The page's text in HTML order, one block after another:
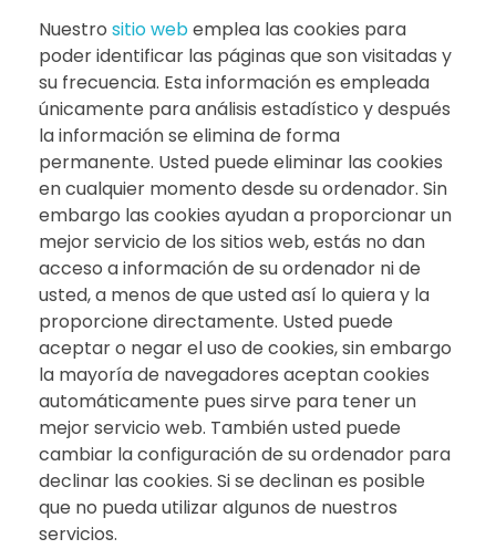
Nuestro sitio webemplea las cookies para
poder identificar las páginas que son visitadas y
su frecuencia. Esta información es empleada
únicamente para análisis estadístico y después
la información se elimina de forma
permanente. Usted puede eliminar las cookies
en cualquier momento desde su ordenador. Sin
embargo las cookies ayudan a proporcionar un
mejor servicio de los sitios web, estás no dan
acceso a información de su ordenador ni de
usted, a menos de que usted así lo quiera y la
proporcione directamente. Usted puede
aceptar o negar el uso de cookies, sin embargo
la mayoría de navegadores aceptan cookies
automáticamente pues sirve para tener un
mejor servicio web. También usted puede
cambiar la configuración de su ordenador para
declinar las cookies. Si se declinan es posible
que no pueda utilizar algunos de nuestros
servicios.